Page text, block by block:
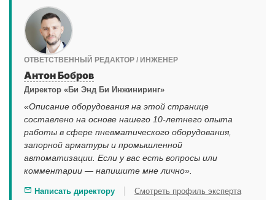
ОТВЕТСТВЕННЫЙ РЕДАКТОР / ИНЖЕНЕР
Антон Бобров
Директор «Би Энд Би Инжиниринг»
«Описание оборудования на этой странице
составлено на основе нашего 10-летнего опыта
работы в сфере пневматического оборудования,
запорной арматуры и промышленной
автоматизации. Если у вас есть вопросы или
комментарии — напишите мне лично».
Написать директору Смотреть профиль эксперта